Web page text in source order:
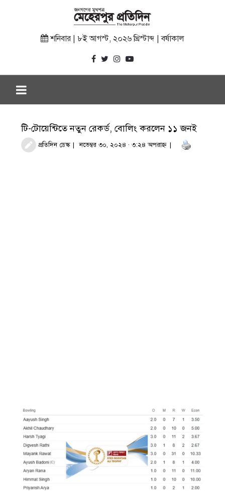
শনিবার | ৮ই আগস্ট, ২০২৬ খ্রিস্টাব্দ | বর্ষাকাল
টি-টোয়েন্টিতে নতুন রেকর্ড, বোলিং করলেন ১১ জনই
প্রতিদিন ডেস্ক নভেম্বর ৩০, ২০২৪ · ৩:২৪ অপরাহ্ণ